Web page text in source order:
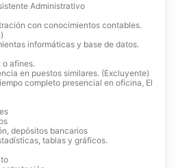
Administrativo
con conocimientos contables.
informáticas y base de datos.
afines.
en puestos similares. (Excluyente)
completo presencial en oficina, El
depósitos bancarios
tablas y gráficos.